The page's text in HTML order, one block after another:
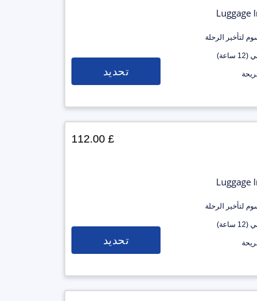
Luggage
لتأخير الرحلة
ساعة)
تحديد
Luggage
لتأخير الرحلة
ساعة)
£ 112.00
تحديد